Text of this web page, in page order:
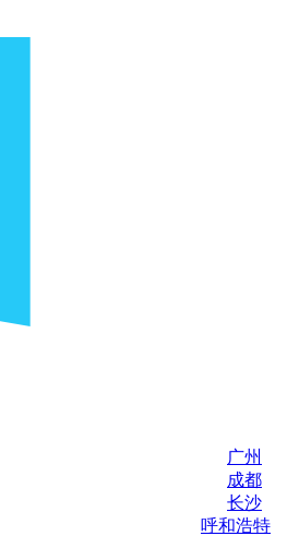
广州
成都
长沙
呼和浩特